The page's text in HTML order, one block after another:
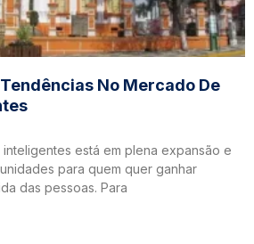
No Mercado De
está em plena expansão e
para quem quer ganhar
das pessoas. Para